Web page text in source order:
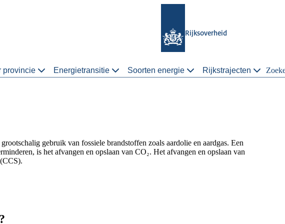
Rijksoverheid
provincie Energietransitie Soorten energie Rijkstrajecten
gebruik van fossiele brandstoffen zoals aardolie en aardgas. Een
is het afvangen en opslaan van CO₂. Het afvangen en opslaan van